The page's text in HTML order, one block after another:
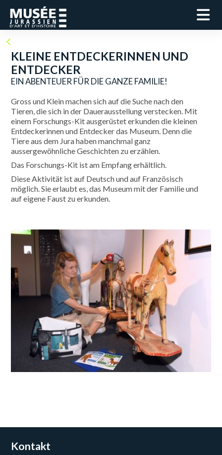
KLEINE ENTDECKERINNEN UND
ENTDECKER
EIN ABENTEUER FÜR DIE GANZE FAMILIE!
Gross und Klein machen sich auf die Suche nach den
Tieren, die sich in der Dauerausstellung verstecken. Mit
einem Forschungs-Kit ausgerüstet erkunden die kleinen
Entdeckerinnen und Entdecker das Museum. Denn die
Tiere aus dem Jura haben manchmal ganz
aussergewöhnliche Geschichten zu erzählen.
Das Forschungs-Kit ist am Empfang erhältlich.
Diese Aktivität ist auf Deutsch und auf Französisch
möglich. Sie erlaubt es, das Museum mit der Familie und
auf eigene Faust zu erkunden.
Kontakt